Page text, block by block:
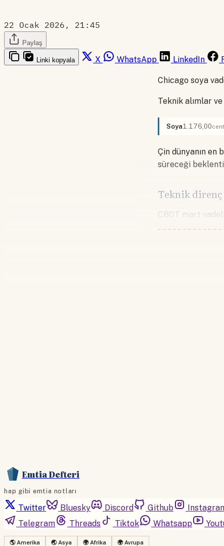
22 Ocak 2026, 21:45
Paylaş
Linki kopyala X WhatsApp LinkedIn
Chicago soya
Teknik alımlar
Soya1.176,00
Çin dünyanın en
süreceği
Teknik
CBOT mart
Emtia Defteri
hap gibi emtia notları
Twitter Bluesky Discord Github
Telegram
Threads Tiktok Whatsapp
🌎 Amerika 🌏 Asya 🌍 Afrika 🌍 Avrupa